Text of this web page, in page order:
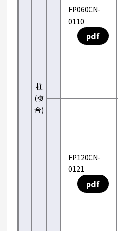
柱
(複
合)
FP060CN-
0110
pdf
FP120CN-
0121
pdf